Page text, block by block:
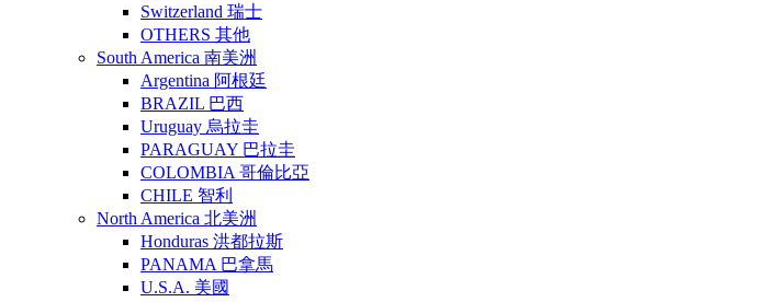
Switzerland 瑞士
OTHERS 其他
South America 南美洲
Argentina 阿根廷
BRAZIL 巴西
Uruguay 烏拉圭
PARAGUAY 巴拉圭
COLOMBIA 哥倫比亞
CHILE 智利
North America 北美洲
Honduras 洪都拉斯
PANAMA 巴拿馬
U.S.A. 美國